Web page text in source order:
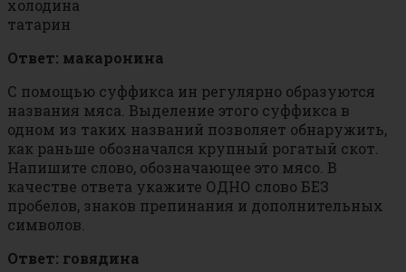
холодина
татарин
Ответ: макаронина
С помощью суффикса ин регулярно образуются
названия мяса. Выделение этого суффикса в
одном из таких названий позволяет обнаружить,
как раньше обозначался крупный рогатый скот.
Напишите слово, обозначающее это мясо. В
качестве ответа укажите ОДНО слово БЕЗ
пробелов, знаков препинания и дополнительных
символов.
Ответ: говядина